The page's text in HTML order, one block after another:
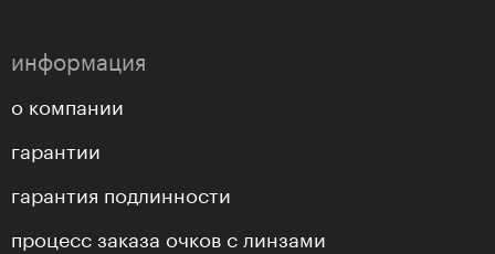
информация
о компании
гарантии
гарантия подлинности
процесс заказа очков с линзами